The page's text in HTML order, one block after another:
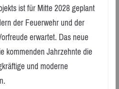
ist für Mitte 2028 geplant
der Feuerwehr und der
erwartet. Das neue
kommenden Jahrzehnte die
und moderne